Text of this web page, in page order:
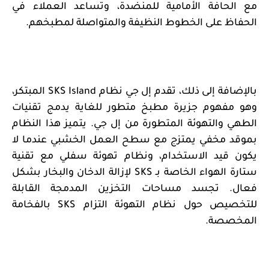
مع الحافة الأمامية للمنضدة، وتساعد العملاء في
الحفاظ على الخطوط النظيفة والمتواصلة لمطبخهم.
بالإضافة إلى ذلك، تقدم إل جي نظام SKS Island المبتكر،
وهو مفهوم جزيرة مطبخ متطور للغاية يدمج تقنيات
الطهي والتهوئة المتطورة من إل جي. يتميز هذا النظام
بموقد مخفي يمتزج مع سطح العمل الخشبي عندما لا
يكون قيد الاستخدام، ونظام تهوئة سفلي مع تقنية
ستارة الهواء الخاصة بـ SKS لإزالة الدخان والبخار بشكل
فعال. تجسد مساحات التخزين المدمجة القابلة
للتخصيص حول نظام التهوئة التزام SKS بالفخامة
المخصصة.